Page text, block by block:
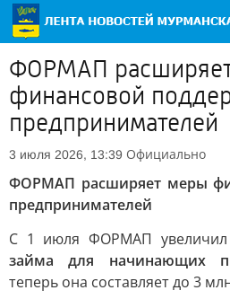
ФОРМАП
финансовой
предпринимателей
3 июля 2026, 13:39 Официально
ФОРМАП расширяет меры
предпринимателей
С 1 июля ФОРМАП увеличил
займа для начинающих
теперь она составляет до 3